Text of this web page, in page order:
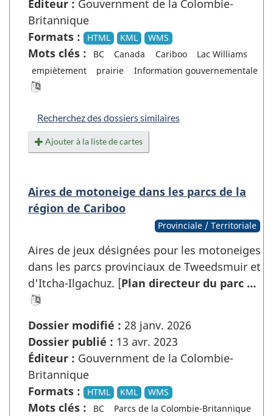
Éditeur : Gouvernment de la Colombie-
Britannique
Formats :
HTML KML WMS
Mots clés : BC Canada Cariboo
Lac Williams
empiètement
prairie Information gouvernementale
Recherchez des dossiers similaires
Ajouter à la liste de cartes
Aires de motoneige dans les parcs de la
région de Cariboo
Provinciale / Territoriale
Aires de jeux désignées pour les motoneiges
dans les parcs provinciaux de Tweedsmuir et
d'Itcha-Ilgachuz. [Plan directeur du parc …
Dossier modifié : 28 janv. 2026
Dossier publié : 13 avr. 2023
Éditeur : Gouvernment de la Colombie-
Britannique
Formats :
HTML KML WMS
Mots clés : BC
Parcs de la Colombie-Britannique